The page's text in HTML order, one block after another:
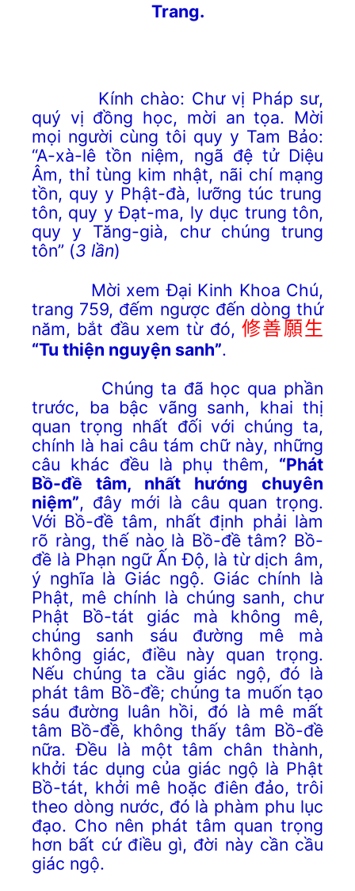
Trang.
Kính chào: Chư vị Pháp sư,
quý vị đồng học, mời an tọa. Mời
mọi người cùng tôi quy y Tam Bảo:
“A-xà-lê tồn niệm, ngã đệ tử Diệu
Âm, thỉ tùng kim nhật, nãi chí mạng
tồn, quy y Phật-đà, lưỡng túc trung
tôn, quy y Đạt-ma, ly dục trung tôn,
quy y Tăng-già, chư chúng trung
tôn” (3 lần)
Mời xem Đại Kinh Khoa Chú,
trang 759, đếm ngược đến dòng thứ
năm, bắt đầu xem từ đó, 修善願生
“Tu thiện nguyện sanh”.
Chúng ta đã học qua phần
trước, ba bậc vãng sanh, khai thị
quan trọng nhất đối với chúng ta,
chính là hai câu tám chữ này, những
câu khác đều là phụ thêm, “Phát
Bồ-đề tâm, nhất hướng chuyên
niệm”, đây mới là câu quan trọng.
Với Bồ-đề tâm, nhất định phải làm
rõ ràng, thế nào là Bồ-đề tâm? Bồ-
đề là Phạn ngữ Ấn Độ, là từ dịch âm,
ý nghĩa là Giác ngộ. Giác chính là
Phật, mê chính là chúng sanh, chư
Phật Bồ-tát giác mà không mê,
chúng sanh sáu đường mê mà
không giác, điều này quan trọng.
Nếu chúng ta cầu giác ngộ, đó là
phát tâm Bồ-đề; chúng ta muốn tạo
sáu đường luân hồi, đó là mê mất
tâm Bồ-đề, không thấy tâm Bồ-đề
nữa. Đều là một tâm chân thành,
khởi tác dụng của giác ngộ là Phật
Bồ-tát, khởi mê hoặc điên đảo, trôi
theo dòng nước, đó là phàm phu lục
đạo. Cho nên phát tâm quan trọng
hơn bất cứ điều gì, đời này cần cầu
giác ngộ.